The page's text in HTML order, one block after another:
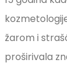
žarom i
proširivala